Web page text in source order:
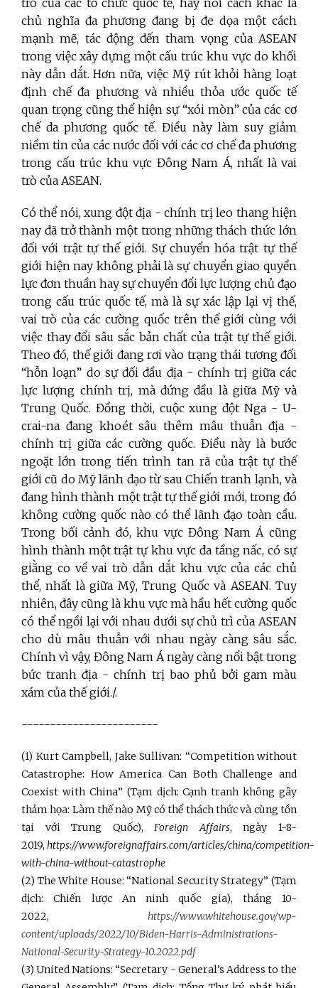
trò của các tổ chức quốc tế, hay nói cách khác là
chủ nghĩa đa phương đang bị đe dọa một cách
mạnh mẽ, tác động đến tham vọng của ASEAN
trong việc xây dựng một cấu trúc khu vực do khối
này dẫn dắt. Hơn nữa, việc Mỹ rút khỏi hàng loạt
định chế đa phương và nhiều thỏa ước quốc tế
quan trọng cũng thể hiện sự “xói mòn” của các cơ
chế đa phương quốc tế. Điều này làm suy giảm
niềm tin của các nước đối với các cơ chế đa phương
trong cấu trúc khu vực Đông Nam Á, nhất là vai
trò của ASEAN.
Có thể nói, xung đột địa - chính trị leo thang hiện
nay đã trở thành một trong những thách thức lớn
đối với trật tự thế giới. Sự chuyển hóa trật tự thế
giới hiện nay không phải là sự chuyển giao quyền
lực đơn thuần hay sự chuyển đổi lực lượng chủ đạo
trong cấu trúc quốc tế, mà là sự xác lập lại vị thế,
vai trò của các cường quốc trên thế giới cùng với
việc thay đổi sâu sắc bản chất của trật tự thế giới.
Theo đó, thế giới đang rơi vào trạng thái tương đối
“hỗn loạn” do sự đối đầu địa - chính trị giữa các
lực lượng chính trị, mà đứng đầu là giữa Mỹ và
Trung Quốc. Đồng thời, cuộc xung đột Nga - U-
crai-na đang khoét sâu thêm mâu thuẫn địa -
chính trị giữa các cường quốc. Điều này là bước
ngoặt lớn trong tiến trình tan rã của trật tự thế
giới cũ do Mỹ lãnh đạo từ sau Chiến tranh lạnh, và
đang hình thành một trật tự thế giới mới, trong đó
không cường quốc nào có thể lãnh đạo toàn cầu.
Trong bối cảnh đó, khu vực Đông Nam Á cũng
hình thành một trật tự khu vực đa tầng nấc, có sự
giằng co về vai trò dẫn dắt khu vực của các chủ
thể, nhất là giữa Mỹ, Trung Quốc và ASEAN. Tuy
nhiên, đây cũng là khu vực mà hầu hết cường quốc
có thể ngồi lại với nhau dưới sự chủ trì của ASEAN
cho dù mâu thuẫn với nhau ngày càng sâu sắc.
Chính vì vậy, Đông Nam Á ngày càng nổi bật trong
bức tranh địa - chính trị bao phủ bởi gam màu
xám của thế giới./.
------------------------
(1) Kurt Campbell, Jake Sullivan: “Competition without
Catastrophe: How America Can Both Challenge and
Coexist with China” (Tạm dịch: Cạnh tranh không gây
thảm họa: Làm thế nào Mỹ có thể thách thức và cùng tồn
tại với Trung Quốc),Foreign Affairs, ngày 1-8-
2019, https://www.foreignaffairs.com/articles/china/competition-
with-china-without-catastrophe
(2) The White House: “National Security Strategy” (Tạm
dịch: Chiến lược An ninh quốc gia), tháng 10-
2022, https://www.whitehouse.gov/wp-
content/uploads/2022/10/Biden-Harris-Administrations-
National-Security-Strategy-10.2022.pdf
(3) United Nations: “Secretary - General’s Address to the